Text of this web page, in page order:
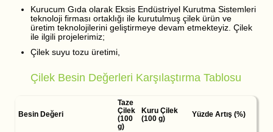
Kurucum Gıda olarak Eksis Endüstriyel Kurutma Sistemleri
teknoloji firması ortaklığı ile kurutulmuş çilek ürün ve
üretim teknolojilerini geliştirmeye devam etmekteyiz. Çilek
ile ilgili projelerimiz;
Çilek suyu tozu üretimi,
Çilek Besin Değerleri Karşılaştırma Tablosu
Besin Değeri
Taze
Çilek
(100
g)
Kuru Çilek
(100 g)
Yüzde Artış (%)